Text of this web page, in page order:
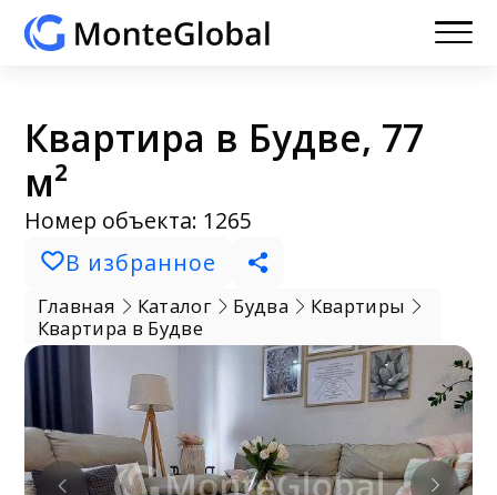
Квартира в Будве, 77
м²
Номер объекта: 1265
В избранное
Главная Каталог Будва
Квартиры
Квартира в Будве